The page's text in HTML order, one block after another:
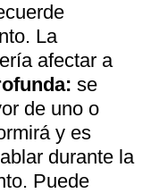
La
afectar a
se
de uno o
y es
durante la
Puede